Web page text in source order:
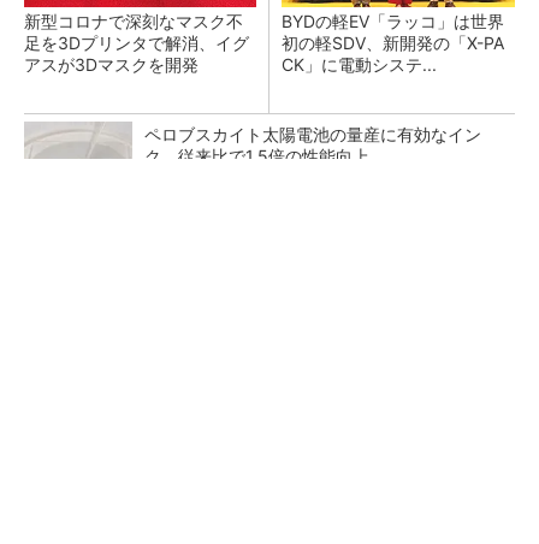
新型コロナで深刻なマスク不
足を3Dプリンタで解消、イグ
アスが3Dマスクを開発
BYDの軽EV「ラッコ」は世界
初の軽SDV、新開発の「X-PA
CK」に電動システ...
ペロブスカイト太陽電池の量産に有効なイン
ク、従来比で1.5倍の性能向上